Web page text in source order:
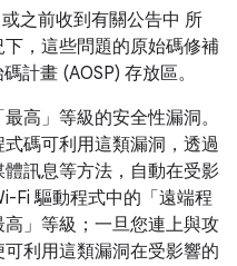
之前收到有關公告中 所
，這些問題的原始碼修補
計畫 (AOSP) 存放區。
高」等級的安全性漏洞。
碼可利用這類漏洞，透過
訊息等方法，自動在受影
Fi 驅動程式中的「遠端程
」等級；一旦您連上與攻
利用這類漏洞在受影響的